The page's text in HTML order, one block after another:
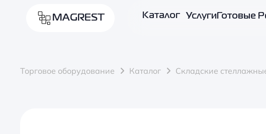
MAGREST Каталог Услуги Готовые
Торговое оборудование Каталог Складские